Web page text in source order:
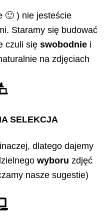
🙂 ) nie jesteście
Staramy się budować
czuli sięswobodnie i
na zdjęciach
SELEKCJA
dlatego dajemy
wyboru zdjęć
nasze sugestie)